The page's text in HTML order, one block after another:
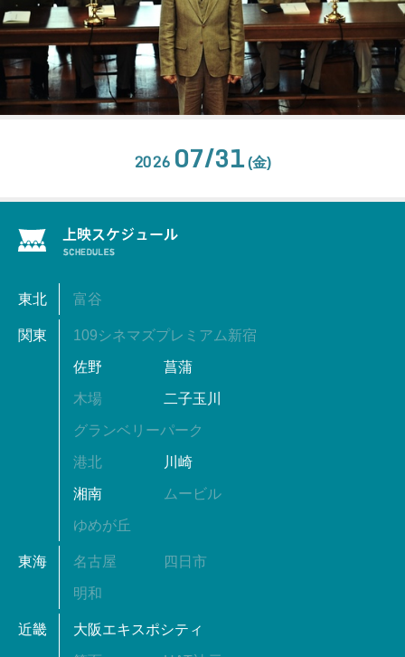
2026 07/31(金)
東北 富谷
関東 109シネマズプレミアム新宿
佐野 菖蒲
木場 二子玉川
グランベリーパーク
港北 川崎
湘南 ムービル
ゆめが丘
東海 名古屋 四日市
明和
近畿 大阪エキスポシティ